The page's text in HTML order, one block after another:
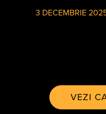
3 DECEMBRIE
VEZI